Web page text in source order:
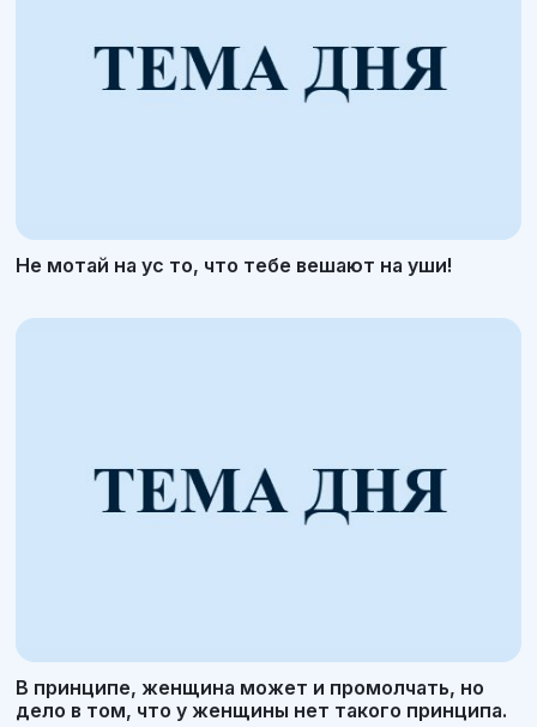
Не мотай на ус то, что тебе вешают на уши!
В принципе, женщина может и промолчать, но
дело в том, что у женщины нет такого принципа.